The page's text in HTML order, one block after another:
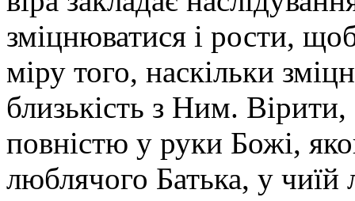
зміцнюватися і рости,
міру того, наскільки
близькість з Ним.
повністю у руки Божі,
люблячого Батька, у